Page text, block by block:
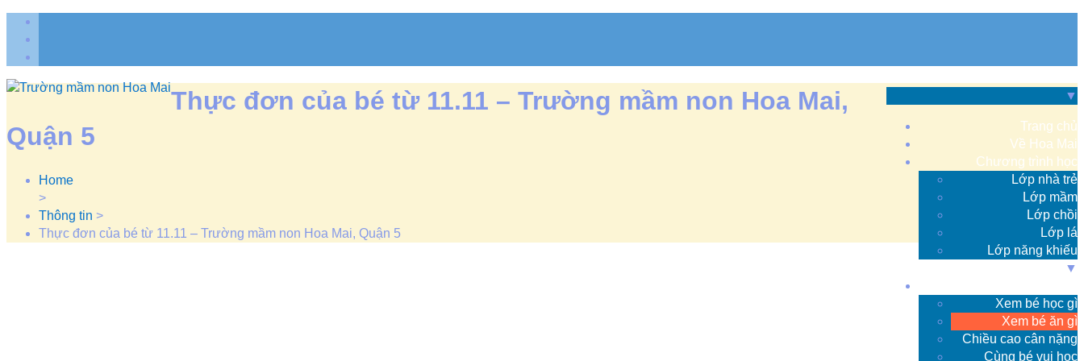
▼
Trang chủ
Về Hoa Mai
Chương trình học
Lớp nhà trẻ
Lớp mầm
Lớp chồi
Lớp lá
Lớp năng khiếu
▼
Xem bé học gì
Xem bé ăn gì
Chiều cao cân nặng
Cùng bé vui học
Thực đơn của bé từ 11.11 – Trường mầm non Hoa Mai,
Quận 5
Home
>
Thông tin >
Thực đơn của bé từ 11.11 – Trường mầm non Hoa Mai, Quận 5